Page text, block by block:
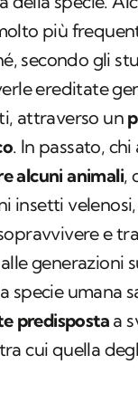
più
secondo gli
ereditate
attraverso un
. In passato,
alcuni animali,
insetti
e
generazioni
specie umana
predisposta a
cui quella